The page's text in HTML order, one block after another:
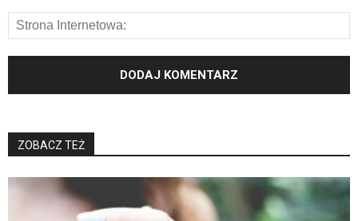
ZOBACZ TEŻ